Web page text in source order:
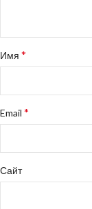
Имя *
Email *
Сайт